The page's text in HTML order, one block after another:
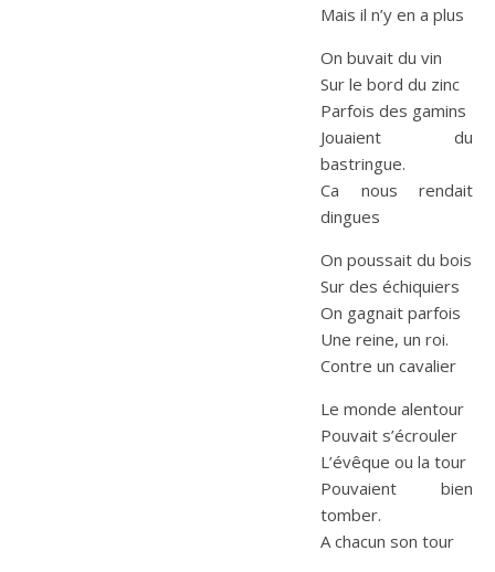
Mais il n’y en a plus
On buvait du vin
Sur le bord du zinc
Parfois des gamins
Jouaient du
bastringue.
Ca nous rendait
dingues
On poussait du bois
Sur des échiquiers
On gagnait parfois
Une reine, un roi.
Contre un cavalier
Le monde alentour
Pouvait s’écrouler
L’évêque ou la tour
Pouvaient bien
tomber.
A chacun son tour